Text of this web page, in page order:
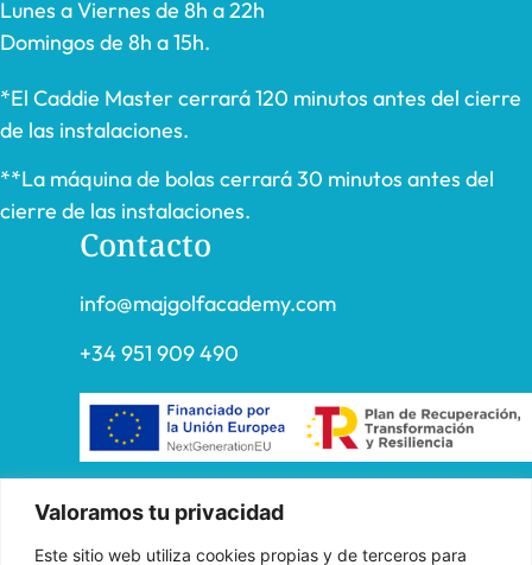
Valoramos tu privacidad
Este sitio web utiliza cookies propias y de terceros para
Lunes a Viernes de 8h a 22h
Domingos de 8h a 15h.
*El Caddie Master cerrará 120 minutos antes del cierre
de las instalaciones.
**La máquina de bolas cerrará 30 minutos antes del
cierre de las instalaciones.
Contacto
info@majgolfacademy.com
+34 951 909 490
«FADE AND DRAW TARGET S.L. ha recibido una ayuda de la
Unión Europea con cargo al Programa Operativo FEDER de
Andalucía 2014-2020, financiada como parte de la respuesta de